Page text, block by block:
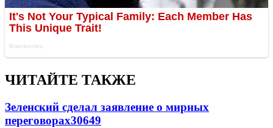
ЧИТАЙТЕ ТАКЖЕ
Зеленский сделал заявление о мирных
переговорах30649